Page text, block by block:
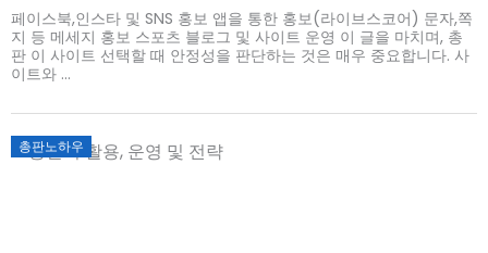
페이스북,인스타 및 SNS 홍보 앱을 통한 홍보(라이브스코어) 문자,쪽
지 등 메세지 홍보 스포츠 블로그 및 사이트 운영 이 글을 마치며, 총
판 이 사이트 선택할 때 안정성을 판단하는 것은 매우 중요합니다. 사
이트와 ...
총판노하우
Posted
on